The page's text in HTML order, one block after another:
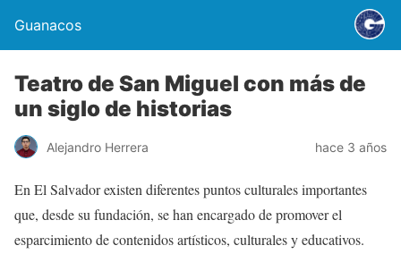
Guanacos
Teatro de San Miguel con más de
un siglo de historias
Alejandro Herrera hace 3 años
En El Salvador existen diferentes puntos culturales importantes
que, desde su fundación, se han encargado de promover el
esparcimiento de contenidos artísticos, culturales y educativos.